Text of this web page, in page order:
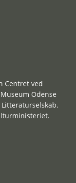
Centret ved
Odense